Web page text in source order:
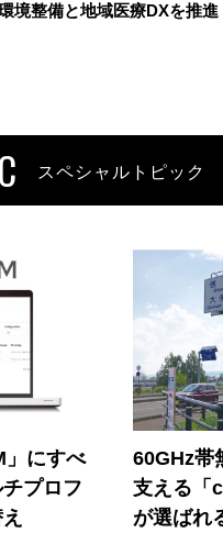
境整備と地域医療DXを推進
スペシャルトピック
」にすべ
プロフ
60GHz帯
支える「
が選ばれ